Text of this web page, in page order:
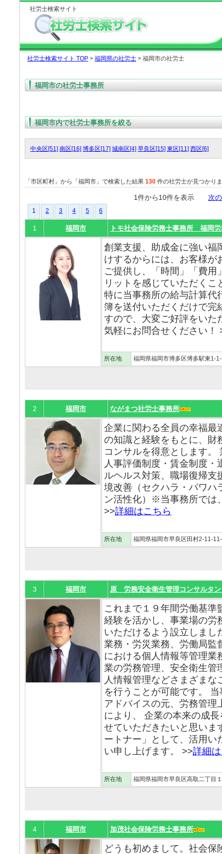
社労士検索サイト
社労士検索サイト TOP > 福岡県の社労士 > 福岡市の社労士
福岡市の社労士事務所
福岡市内で社労士事務所を絞る
中央区[51] 南区[16] 博多区[17] 城南区[4] 早良区[15] 東区[11] 西区[6]
「市区町村」から「福岡市」で検索した結果 130 件の社労士が見つかり
1件から10件を表示 次
1 2 3 4 5 6
1 福岡市 トモ社会保険労務士事務所 福岡
創業支援、助成金に強い福
けするからには、お客様が
ご提供し、「時間」「費用
リットを感じていただく
特に当事務所の給与計算代
簿を送付いただくだけで完
すので、大変ご好評をいた
気軽にお問合せください！
所在地 福岡県福岡市博多区博多駅東1-
2 福岡市 ながまつ社労士事務所
企業に関わる全員の幸福最
の知識と経験をもとに、財
コンサルを得意とします
人事評価制度・賃金制度
ルヘルス対策、職場復帰支
境改善（セクハラ・パワハ
ン活性化）※当事務所では
>>詳細はこちら
所在地 福岡県福岡市早良区田村2-11-
3 福岡市 原 労務安全衛生管理コンサルタン
これまで１９年間労働基準
経験を活かし、事業場の労
いただけるよう設立しまし
業務・労災業務、労働局監
における個人情報等管理業
業の労務管理、安全衛生管
人情報管理などさまざま
を行うことが可能です。
アドバイスの元、労務管理
により、 企業の本来の成
せていただきたいと思いま
ートナー」として、活用い
い申し上げます。 >>詳細
所在地 福岡県福岡市早良区高取二丁目
4 福岡市 加茂社会保険労務士事務所
どうも初めまして。社会